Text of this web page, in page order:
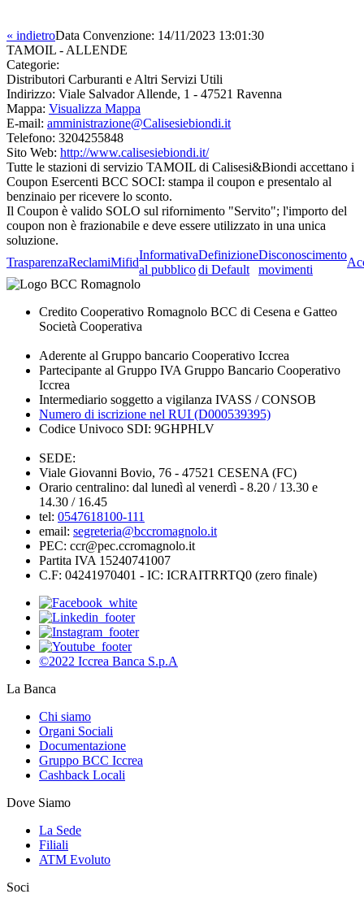
« indietroData Convenzione: 14/11/2023 13:01:30
TAMOIL - ALLENDE
Categorie:
Distributori Carburanti e Altri Servizi Utili
Indirizzo: Viale Salvador Allende, 1 - 47521 Ravenna
Mappa: Visualizza Mappa
E-mail: amministrazione@Calisesiebiondi.it
Telefono: 3204255848
Sito Web: http://www.calisesiebiondi.it/
Tutte le stazioni di servizio TAMOIL di Calisesi&Biondi accettano i
Coupon Esercenti BCC SOCI: stampa il coupon e presentalo al
benzinaio per ricevere lo sconto.
Il Coupon è valido SOLO sul rifornimento "Servito"; l'importo del
coupon non è frazionabile e deve essere utilizzato in una unica
soluzione.
TrasparenzaReclamiMifid
Informativa
al pubblico
Definizione
di Default
Disconoscimento
movimenti
Credito Cooperativo Romagnolo BCC di Cesena e Gatteo
Società Cooperativa
Aderente al Gruppo bancario Cooperativo Iccrea
Partecipante al Gruppo IVA Gruppo Bancario Cooperativo
Iccrea
Intermediario soggetto a vigilanza IVASS / CONSOB
Numero di iscrizione nel RUI (D000539395)
Codice Univoco SDI: 9GHPHLV
SEDE:
Viale Giovanni Bovio, 76 - 47521 CESENA (FC)
Orario centralino: dal lunedì al venerdì - 8.20 / 13.30 e
14.30 / 16.45
tel: 0547618100-111
email: segreteria@bccromagnolo.it
PEC: ccr@pec.ccromagnolo.it
Partita IVA 15240741007
C.F: 04241970401 - IC: ICRAITRRTQ0 (zero finale)
©2022 Iccrea Banca S.p.A
La Banca
Chi siamo
Organi Sociali
Documentazione
Gruppo BCC Iccrea
Cashback Locali
Dove Siamo
La Sede
Filiali
ATM Evoluto
Soci